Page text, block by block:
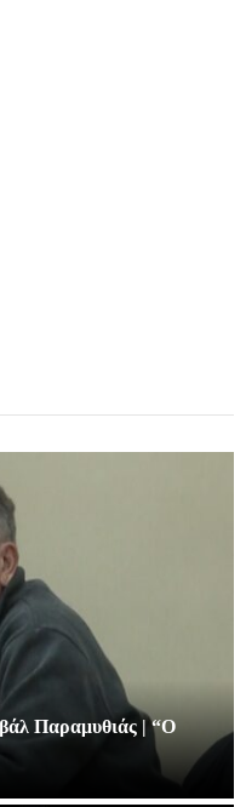
Παραμυθιάς | “Ο